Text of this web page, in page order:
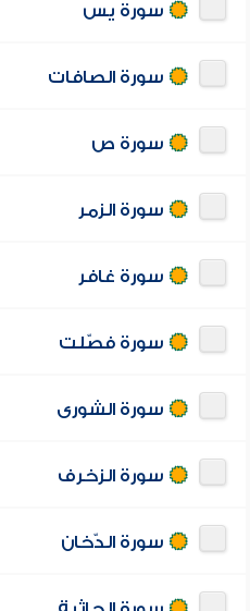
سورة يس
سورة الصافات
سورة ص
سورة الزمر
سورة غافر
سورة فصّلت
سورة الشورى
سورة الزخرف
سورة الدّخان